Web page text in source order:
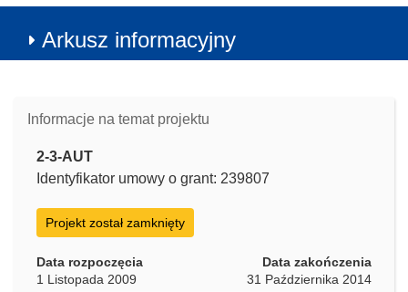
Arkusz informacyjny
Informacje na temat projektu
2-3-AUT
Identyfikator umowy o grant: 239807
Projekt został zamknięty
Data rozpoczęcia
1 Listopada 2009
Data zakończenia
31 Października 2014